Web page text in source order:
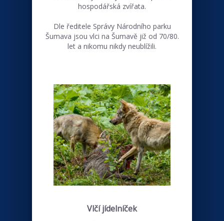
hospodářská zvířata.
Dle ředitele Správy Národního parku
Šumava jsou vlci na Šumavě již od 70/80.
let a nikomu nikdy neublížili.
Vlčí jídelníček